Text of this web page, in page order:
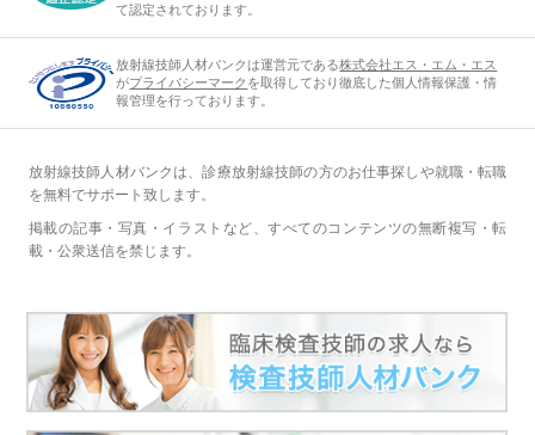
て認定されております。
放射線技師人材バンクは運営元である株式会社エス・エム・エス
がプライバシーマーク を取得しており徹底した個人情報保護・情
報管理を行っております。
放射線技師人材バンクは、診療放射線技師の方のお仕事探しや就職・転職
を無料でサポート致します。
掲載の記事・写真・イラストなど、すべてのコンテンツの無断複写・転
載・公衆送信を禁じます。